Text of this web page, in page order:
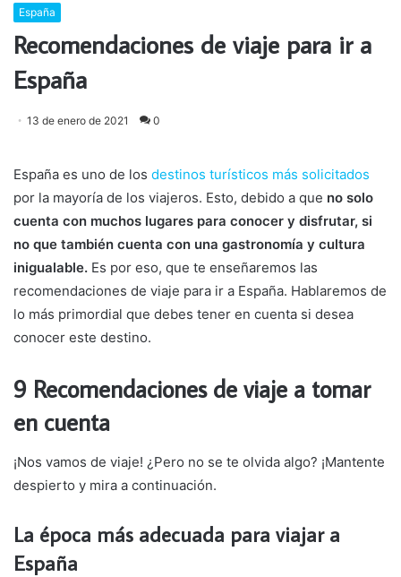
España
Recomendaciones de viaje para ir a
España
13 de enero de 2021 0
España es uno de los destinos turísticos más solicitados
por la mayoría de los viajeros. Esto, debido a que no solo
cuenta con muchos lugares para conocer y disfrutar, si
no que también cuenta con una gastronomía y cultura
inigualable. Es por eso, que te enseñaremos las
recomendaciones de viaje para ir a España. Hablaremos de
lo más primordial que debes tener en cuenta si desea
conocer este destino.
9 Recomendaciones de viaje a tomar
en cuenta
¡Nos vamos de viaje! ¿Pero no se te olvida algo? ¡Mantente
despierto y mira a continuación.
La época más adecuada para viajar a
España